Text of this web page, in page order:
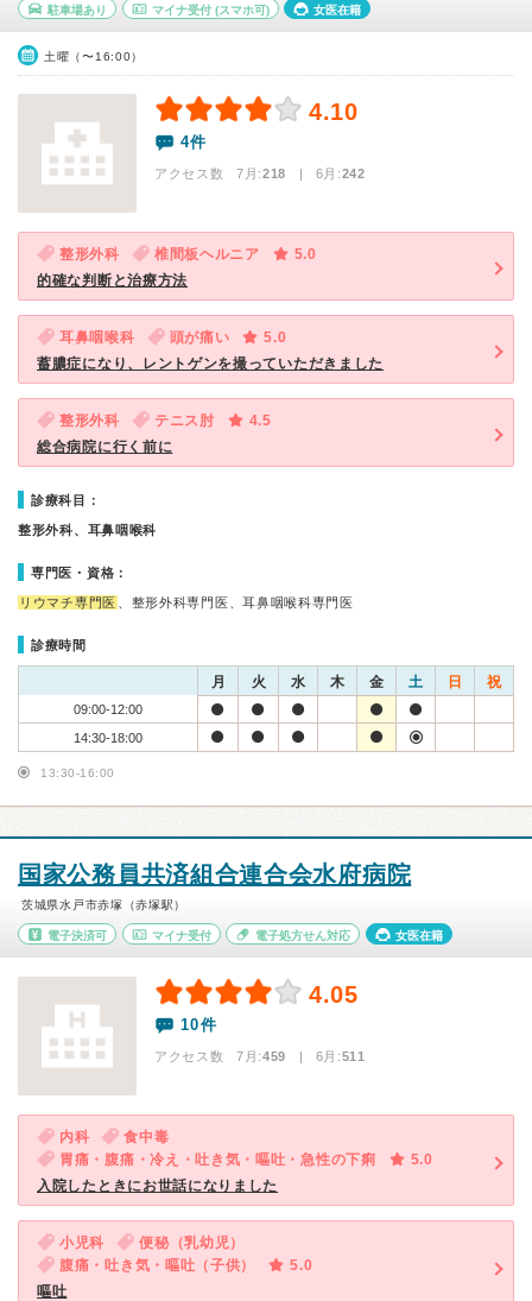
駐車場あり マイナ受付(スマホ可) 女医在籍
土曜（〜16:00）
4.10
4件
アクセス数 7月:218 | 6月:242
整形外科 椎間板ヘルニア
5.0
的確な判断と治療方法
耳鼻咽喉科 頭が痛い
5.0
蓄膿症になり、レントゲンを撮っていただきました
整形外科 テニス肘
4.5
総合病院に行く前に
診療科目：
整形外科、耳鼻咽喉科
専門医・資格：
リウマチ専門医 、整形外科専門医、耳鼻咽喉科専門医
診療時間
月 火 水 木 金 土 日 祝
09:00-12:00
14:30-18:00
13:30-16:00
国家公務員共済組合連合会水府病院
茨城県水戸市赤塚（赤塚駅）
電子決済可 マイナ受付 電子処方せん対応 女医在籍
4.05
10件
アクセス数 7月:459 | 6月:511
内科
食中毒
胃痛・腹痛・冷え・吐き気・嘔吐・急性の下痢
5.0
入院したときにお世話になりました
小児科
便秘（乳幼児）
腹痛・吐き気・嘔吐（子供）
5.0
嘔吐